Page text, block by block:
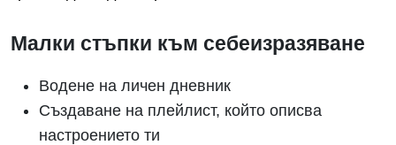
Малки стъпки към себеизразяване
Водене на личен дневник
Създаване на плейлист, който описва
настроението ти